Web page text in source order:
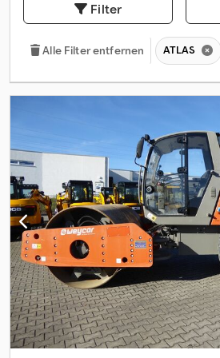
Filter
Alle Filter entfernen ATLAS